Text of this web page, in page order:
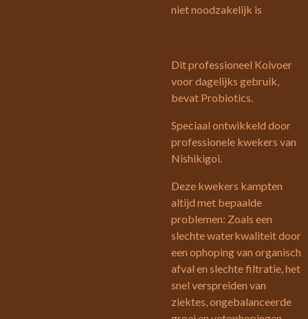
niet noodzakelijk is
Dit professioneel Koivoer
voor dagelijks gebruik,
bevat Probiotics.
Speciaal ontwikkeld door
professionele kwekers van
Nishikigoi.
Deze kwekers kampten
altijd met bepaalde
problemen: Zoals een
slechte waterkwaliteit door
een ophoping van organisch
afval en slechte filtratie, het
snel verspreiden van
ziektes, ongebalanceerde